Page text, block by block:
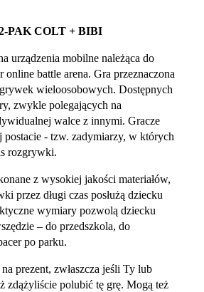
PAK COLT + BIBI
urządzenia mobilne należąca do
online battle arena. Gra przeznaczona
wieloosobowych. Dostępnych
zwykle polegających na
walce z innymi. Gracze
- tzw. zadymiarzy, w których
rozgrywki.
z wysokiej jakości materiałów,
przez długi czas posłużą dziecku
wymiary pozwolą dziecku
– do przedszkola, do
po parku.
prezent, zwłaszcza jeśli Ty lub
zdążyliście polubić tę grę. Mogą też